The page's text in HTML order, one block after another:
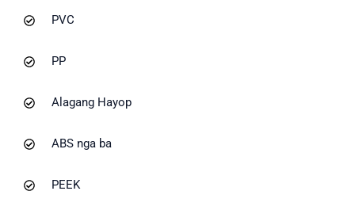
PVC
PP
Alagang Hayop
ABS nga ba
PEEK